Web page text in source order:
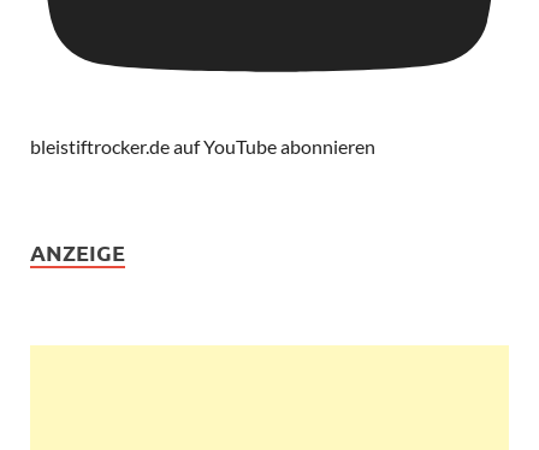
bleistiftrocker.de auf YouTube abonnieren
ANZEIGE